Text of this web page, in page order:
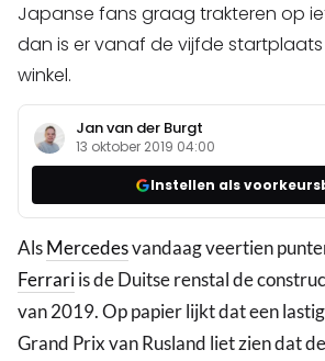
Japanse fans graag trakteren op
dan is er vanaf de vijfde
winkel.
Jan van der Burgt
13 oktober 2019 04:00
Instellen als
AlsMercedesvandaag veertien
Ferrariis de Duitse renstal de
van 2019. Op papier lijkt dat een
Grand Prix van Rusland liet zien dat